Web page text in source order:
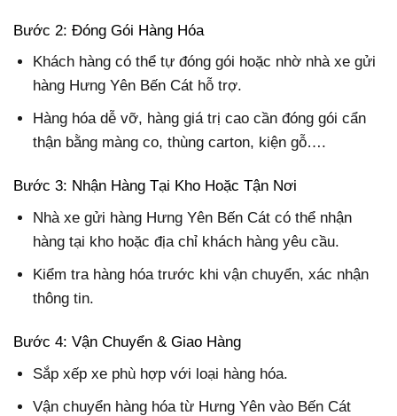
Bước 2: Đóng Gói Hàng Hóa
Khách hàng có thể tự đóng gói hoặc nhờ nhà xe gửi
hàng Hưng Yên Bến Cát hỗ trợ.
Hàng hóa dễ vỡ, hàng giá trị cao cần đóng gói cẩn
thận bằng màng co, thùng carton, kiện gỗ….
Bước 3: Nhận Hàng Tại Kho Hoặc Tận Nơi
Nhà xe gửi hàng Hưng Yên Bến Cát có thể nhận
hàng tại kho hoặc địa chỉ khách hàng yêu cầu.
Kiểm tra hàng hóa trước khi vận chuyển, xác nhận
thông tin.
Bước 4: Vận Chuyển & Giao Hàng
Sắp xếp xe phù hợp với loại hàng hóa.
Vận chuyển hàng hóa từ Hưng Yên vào Bến Cát